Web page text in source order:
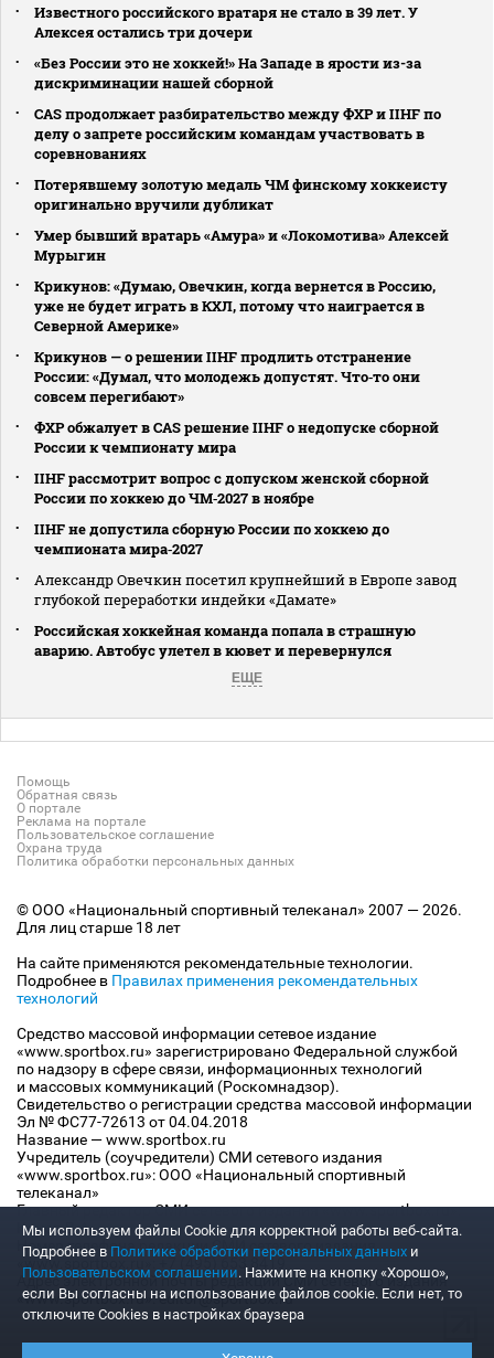
Известного российского вратаря не стало в 39 лет. У
Алексея остались три дочери
«Без России это не хоккей!» На Западе в ярости из-за
дискриминации нашей сборной
CAS продолжает разбирательство между ФХР и IIHF по
делу о запрете российским командам участвовать в
соревнованиях
Потерявшему золотую медаль ЧМ финскому хоккеисту
оригинально вручили дубликат
Умер бывший вратарь «Амура» и «Локомотива» Алексей
Мурыгин
Крикунов: «Думаю, Овечкин, когда вернется в Россию,
уже не будет играть в КХЛ, потому что наиграется в
Северной Америке»
Крикунов — о решении IIHF продлить отстранение
России: «Думал, что молодежь допустят. Что‑то они
совсем перегибают»
ФХР обжалует в CAS решение IIHF о недопуске сборной
России к чемпионату мира
IIHF рассмотрит вопрос с допуском женской сборной
России по хоккею до ЧМ‑2027 в ноябре
IIHF не допустила сборную России по хоккею до
чемпионата мира‑2027
Александр Овечкин посетил крупнейший в Европе завод
глубокой переработки индейки «Дамате»
Российская хоккейная команда попала в страшную
аварию. Автобус улетел в кювет и перевернулся
ЕЩЕ
Помощь
Обратная связь
О портале
Реклама на портале
Пользовательское соглашение
Охрана труда
Политика обработки персональных данных
© ООО «Национальный спортивный телеканал» 2007 — 2026.
Для лиц старше 18 лет
На сайте применяются рекомендательные технологии.
Подробнее в Правилах применения рекомендательных
технологий
Средство массовой информации сетевое издание
«www.sportbox.ru» зарегистрировано Федеральной службой
по надзору в сфере связи, информационных технологий
и массовых коммуникаций (Роскомнадзор).
Свидетельство о регистрации средства массовой информации
Эл № ФС77-72613 от 04.04.2018
Название — www.sportbox.ru
Учредитель (соучредители) СМИ сетевого издания
«www.sportbox.ru»: ООО «Национальный спортивный
телеканал»
Главный редактор СМИ сетевого издания «www.sportbox.ru»:
Конов В.А.
Номер телефона редакции СМИ сетевого издания
«www.sportbox.ru»: +7 (495) 653 8419
Адрес электронной почты редакции СМИ сетевого издания
«www.sportbox.ru»: editor@sportbox.ru
Мы используем файлы Сookie для корректной работы веб-сайта.
Подробнее в Политике обработки персональных данных и
Пользовательском соглашении. Нажмите на кнопку «Хорошо»,
если Вы согласны на использование файлов cookie. Если нет, то
отключите Cookies в настройках браузера